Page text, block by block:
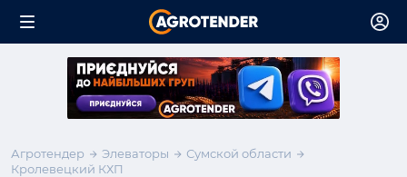
Агротендер Элеваторы
Сумской области
Кролевецкий КХП